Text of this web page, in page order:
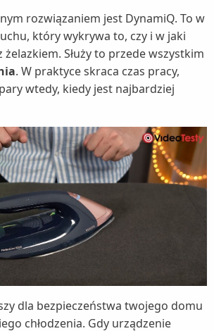
rozwiązaniem jest DynamiQ. To w
który wykrywa to, czy i w jaki
Służy to przede wszystkim
. W praktyce skraca czas pracy,
wtedy, kiedy jest najbardziej
dla bezpieczeństwa twojego domu
chłodzenia. Gdy urządzenie